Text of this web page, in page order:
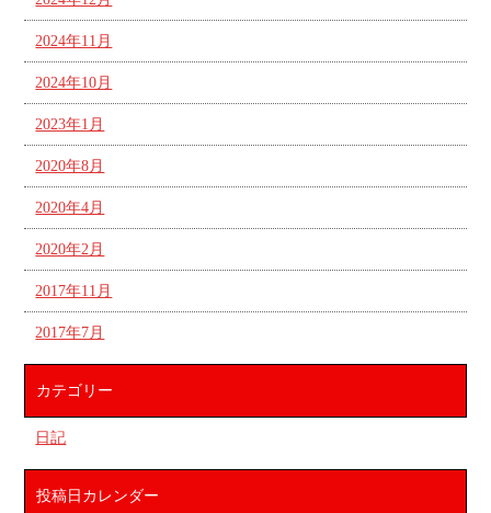
2024年11月
2024年10月
2023年1月
2020年8月
2020年4月
2020年2月
2017年11月
2017年7月
カテゴリー
日記
投稿日カレンダー